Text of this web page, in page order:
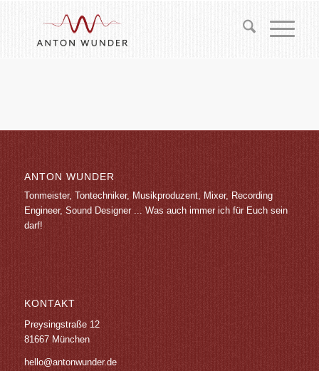
ANTON WUNDER
Tonmeister, Tontechniker, Musikproduzent, Mixer, Recording
Engineer, Sound Designer ... Was auch immer ich für Euch sein
darf!
KONTAKT
Preysingstraße 12
81667 München
hello@antonwunder.de